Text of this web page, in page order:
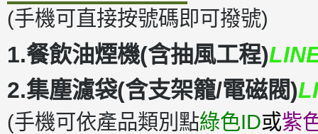
(手機可直接按號碼即可撥號)
1.餐飲油煙機(含抽風工程)
2.集塵濾袋(含支架籠/電磁閥)
(手機可依產品類別點綠色ID或紫